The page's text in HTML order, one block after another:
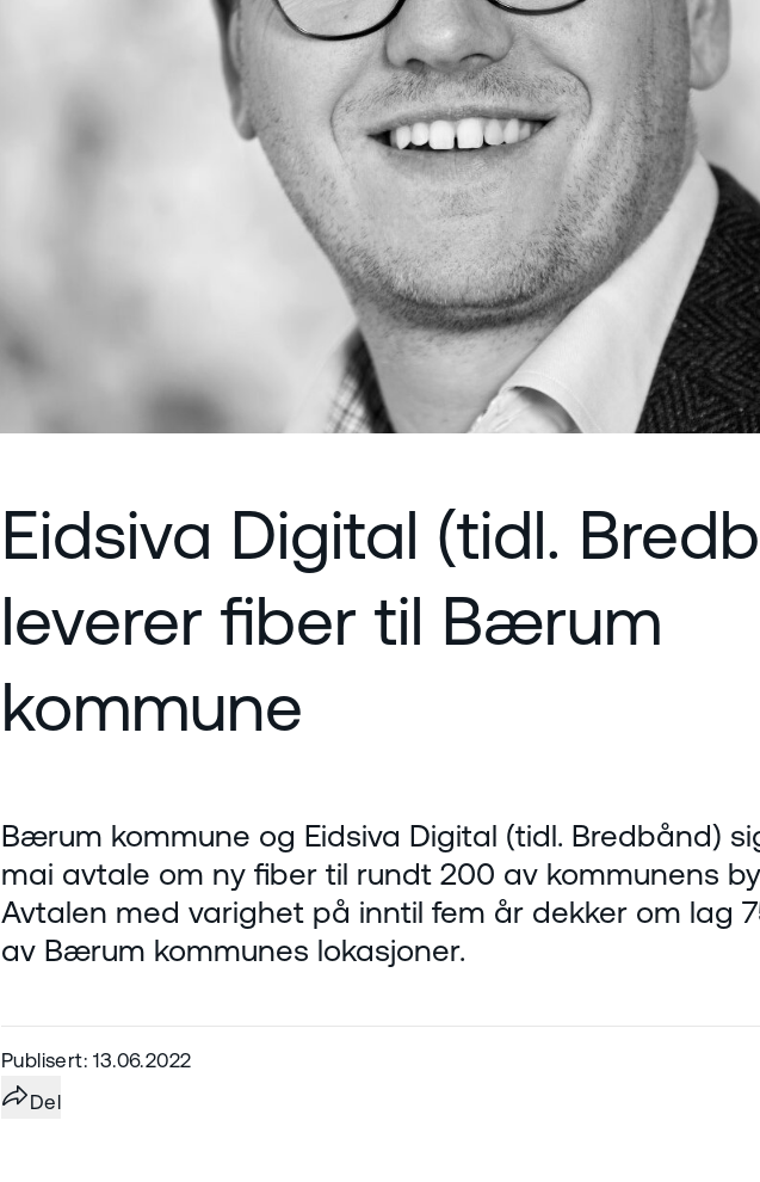
Eidsiva Digital (tidl.
leverer fiber til Bærum
kommune
Bærum kommune og Eidsiva Digital (tidl. Bredbånd)
mai avtale om ny fiber til rundt 200 av kommunens
Avtalen med varighet på inntil fem år dekker om lag
av Bærum kommunes lokasjoner.
Publisert: 13.06.2022
Del